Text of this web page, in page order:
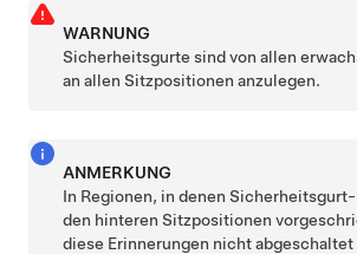
WARNUNG
Sicherheitsgurte sind von allen
an allen Sitzpositionen anzulegen.
ANMERKUNG
In Regionen, in denen
den hinteren Sitzpositionen
diese Erinnerungen nicht abgeschaltet